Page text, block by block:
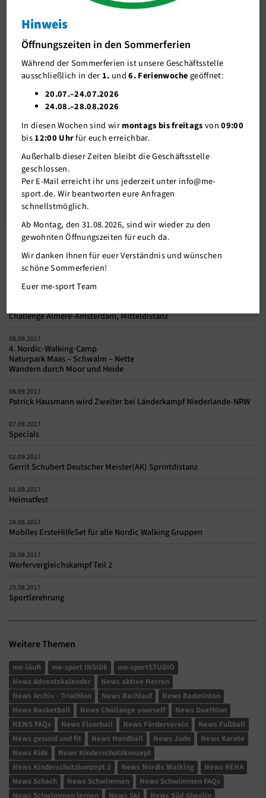
Vereinsmeisterschaften 2017
Vereinsmeisterschaften 2017
07.09.2017
Die Vereinsmeisterschaften 2017 finden am Samstag, 24.9.2017
erhaltet ihr bei Euren Trainern direkt im Training.
Zurück
Weitere News
10.09.2017
Lia Menig (Me-Sport) mit zwei neuen Bestleistungen
Challenge Almere-Amsterdam, Mitteldistanz
08.09.2017
4. Nordic-Walking-Camp
Naturpark Maas – Schwalm – Nette
Wandern durch Moor und Heide
08.09.2017
Patrick Hausmann wird Zweiter bei Länderkampf Niederlande-NRW
07.09.2017
Specials
02.09.2017
Gerrit Schubert Deutscher Meister(AK) Sprintdistanz
01.09.2017
Heimatfest
28.08.2017
Mobiles ErsteHilfeSet für alle Nordic Walking Gruppen
26.08.2017
Werfervergleichskampf Teil 2
25.08.2017
Sportlerehrung
Weitere Themen
me-läuft me-sport INSIDE
me-sportSTUDIO
News Adventskalender
News aktive Herren
News Archiv - Triathlon
News Bachlauf
News Badminton
News Basketball
News Challange yourself
News Duathlon
NEWS FAQs
News Floorball News Förderverein
News Fußball
News gesund und fit
News Handball News Judo
News Karate
News Kids
News Kinderschutzkonzept
News Kinderschutzkonzept 2
News Nordic Walking
News REHA
News Schach
News Schwimmen
News Schwimmen FAQs
News Schwimmen lernen
News Ski News Süd-Shaolin
J-Team
Stellenangebote
Förderverein me-sport e.V.
Mitgliederservice
Verantwortung
Hinweis
Öffnungszeiten in den Sommerferien
Während der Sommerferien ist unsere Geschäftsstelle
ausschließlich in der 1. und6. Ferienwochegeöffnet:
20.07.–24.07.2026
24.08.–28.08.2026
In diesen Wochen sind wirmontags bis freitagsvon09:00
bis12:00 Uhrfür euch erreichbar.
Außerhalb dieser Zeiten bleibt die Geschäftsstelle
geschlossen.
Per E-Mail erreicht ihr uns jederzeit unter info@me-
sport.de. Wir beantworten eure Anfragen
schnellstmöglich.
Ab Montag, den 31.08.2026, sind wir wieder zu den
gewohnten Öffnungszeiten für euch da.
Wir danken Ihnen für euer Verständnis und wünschen
schöne Sommerferien!
Euer me-sport Team